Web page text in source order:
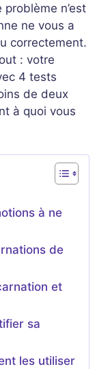
n’est
ne vous a
correctement.
: votre
4 tests
de deux
à quoi vous
à ne
de
et
sa
les utiliser